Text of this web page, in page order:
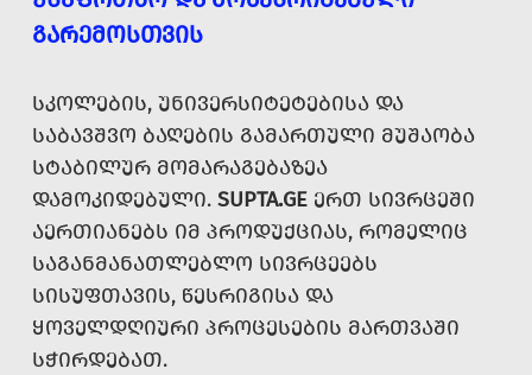
ᲒᲐᲠᲔᲛᲝᲡᲗᲕᲘᲡ
ᲡᲙᲝᲚᲔᲑᲘᲡ, ᲣᲜᲘᲕᲔᲠᲡᲘᲢᲔᲢᲔᲑᲘᲡᲐ ᲓᲐ
ᲡᲐᲑᲐᲕᲨᲕᲝ ᲑᲐᲦᲔᲑᲘᲡ ᲒᲐᲛᲐᲠᲗᲣᲚᲘ ᲛᲣᲨᲐᲝᲑᲐ
ᲡᲢᲐᲑᲘᲚᲣᲠ ᲛᲝᲛᲐᲠᲐᲒᲔᲑᲐᲖᲔᲐ
ᲓᲐᲛᲝᲙᲘᲓᲔᲑᲣᲚᲘ. SUPTA.GE ᲔᲠᲗ ᲡᲘᲕᲠᲪᲔᲨᲘ
ᲐᲔᲠᲗᲘᲐᲜᲔᲑᲡ ᲘᲛ ᲞᲠᲝᲓᲣᲥᲪᲘᲐᲡ, ᲠᲝᲛᲔᲚᲘᲪ
ᲡᲐᲒᲐᲜᲛᲐᲜᲐᲗᲚᲔᲑᲚᲝ ᲡᲘᲕᲠᲪᲔᲔᲑᲡ
ᲡᲘᲡᲣᲤᲗᲐᲕᲘᲡ, ᲬᲔᲡᲠᲘᲒᲘᲡᲐ ᲓᲐ
ᲧᲝᲕᲔᲚᲓᲦᲘᲣᲠᲘ ᲞᲠᲝᲪᲔᲡᲔᲑᲘᲡ ᲛᲐᲠᲗᲕᲐᲨᲘ
ᲡᲭᲘᲠᲓᲔᲑᲐᲗ.